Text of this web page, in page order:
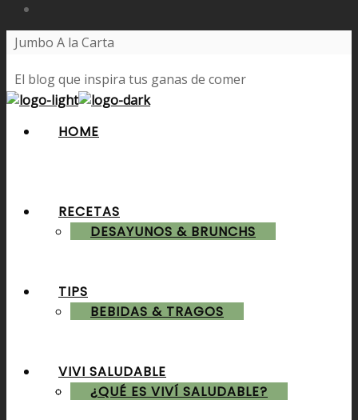
Jumbo A la Carta
El blog que inspira tus ganas de comer
HOME
RECETAS
DESAYUNOS & BRUNCHS
BEBIDAS & TRAGOS
ALMUERZOS & CENAS
TIPS
VIVI SALUDABLE
¿QUÉ ES VIVÍ SALUDABLE?